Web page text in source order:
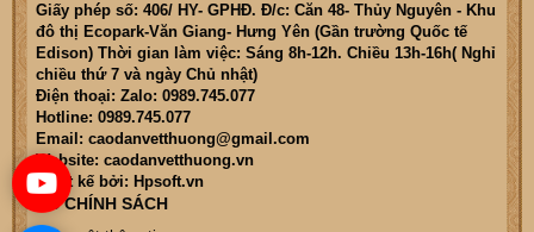
Giấy phép số: 406/ HY- GPHĐ. Đ/c: Căn 48- Thủy Nguyên - Khu
đô thị Ecopark-Văn Giang- Hưng Yên (Gần trường Quốc tế
Edison) Thời gian làm việc: Sáng 8h-12h. Chiều 13h-16h( Nghỉ
chiều thứ 7 và ngày Chủ nhật)
Điện thoại: Zalo: 0989.745.077
Hotline: 0989.745.077
Email: caodanvetthuong@gmail.com
Website: caodanvetthuong.vn
Thiết kế bởi: Hpsoft.vn
CÁC CHÍNH SÁCH